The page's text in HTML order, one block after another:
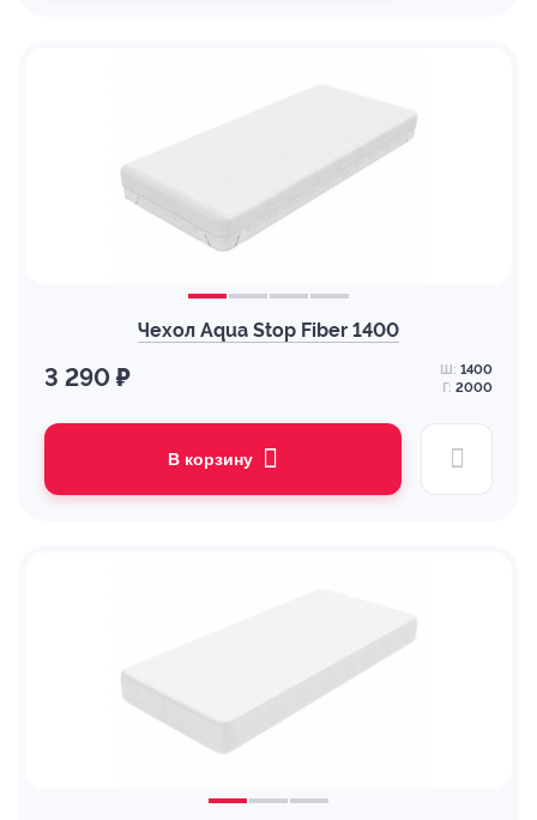
Чехол Aqua Stop Fiber 1400
3 290 ₽ Ш: 1400
Г: 2000
В корзину